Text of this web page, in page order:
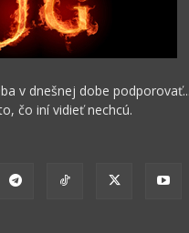
v dnešnej dobe podporovať...
čo iní vidieť nechcú.